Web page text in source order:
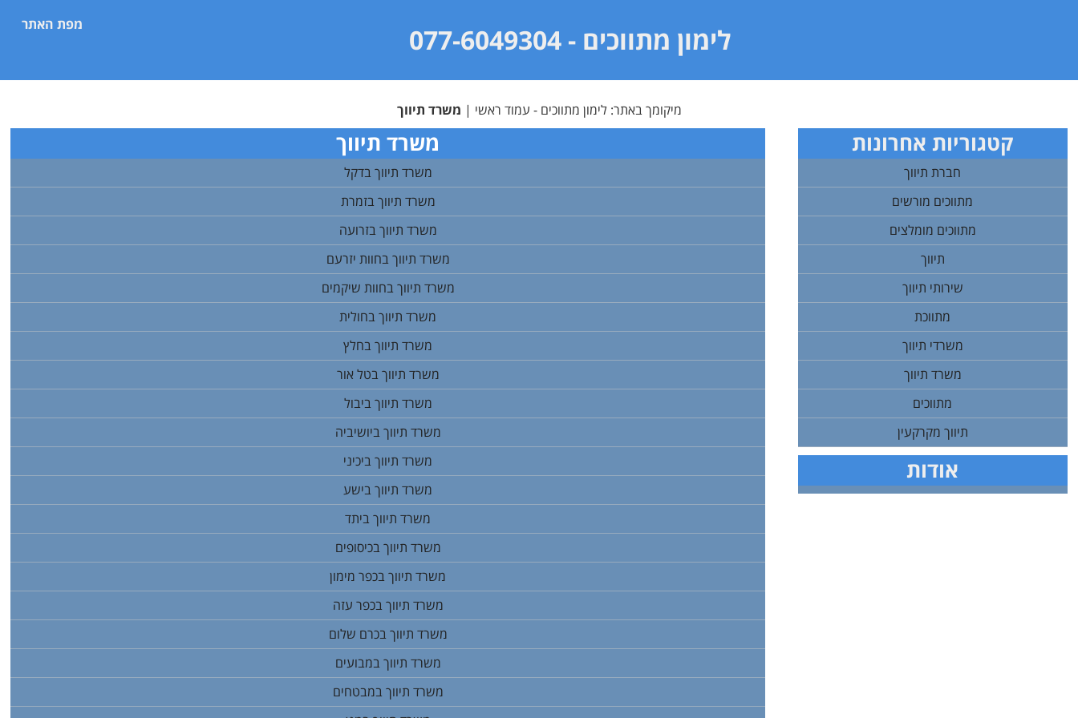
מפת האתר לימון מתווכים - 077-6049304
מיקומך באתר:לימון מתווכים - עמוד ראשי | משרד תיווך
משרד תיווך
משרד תיווך בדקל
משרד תיווך בזמרת
משרד תיווך בזרועה
משרד תיווך בחוות יזרעם
משרד תיווך בחוות שיקמים
משרד תיווך בחולית
משרד תיווך בחלץ
משרד תיווך בטל אור
משרד תיווך ביבול
משרד תיווך ביושיביה
משרד תיווך ביכיני
משרד תיווך בישע
משרד תיווך ביתד
משרד תיווך בכיסופים
משרד תיווך בכפר מימון
משרד תיווך בכפר עזה
משרד תיווך בכרם שלום
משרד תיווך במבועים
משרד תיווך במבטחים
קטגוריות אחרונות
חברת תיווך
מתווכים מורשים
מתווכים מומלצים
תיווך
שירותי תיווך
מתווכת
משרדי תיווך
משרד תיווך
מתווכים
תיווך מקרקעין
אודות